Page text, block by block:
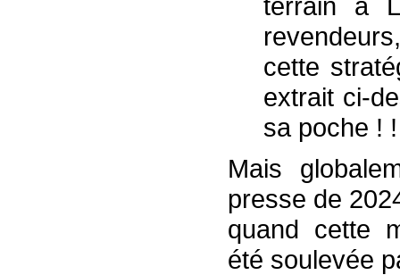
cette
extrait ci-
sa poche !
Mais
presse de
quand cette
été soulevée